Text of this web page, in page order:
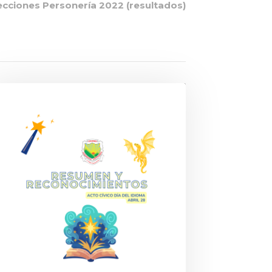
Personería 2022 (resultados)